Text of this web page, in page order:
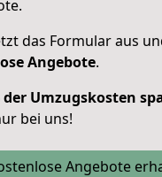
das Formular aus
Angebote.
der Umzugskosten
bei uns!
Angebote